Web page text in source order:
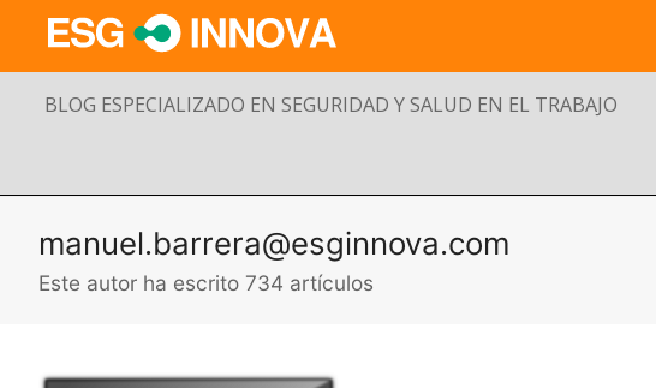
BLOG ESPECIALIZADO EN SEGURIDAD Y SALUD EN EL TRABAJO
manuel.barrera@esginnova.com
Este autor ha escrito 734 artículos